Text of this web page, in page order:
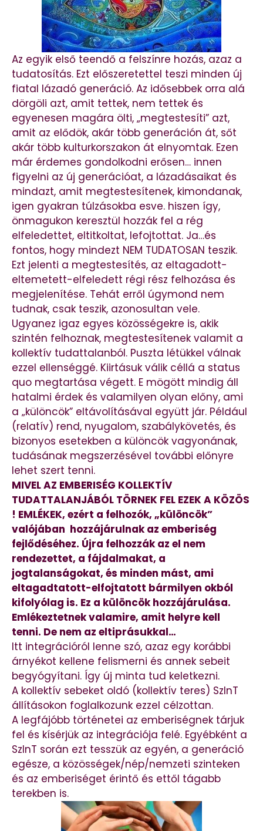
Az egyik első teendő a felszínre hozás, azaz a
tudatosítás. Ezt előszeretettel teszi minden új
fiatal lázadó generáció. Az idősebbek orra alá
dörgöli azt, amit tettek, nem tettek és
egyenesen magára ölti, „megtestesíti” azt,
amit az elődök, akár több generáción át, sőt
akár több kulturkorszakon át elnyomtak. Ezen
már érdemes gondolkodni erősen… innen
figyelni az új generációat, a lázadásaikat és
mindazt, amit megtestesítenek, kimondanak,
igen gyakran túlzásokba esve. hiszen így,
önmagukon keresztül hozzák fel a rég
elfeledettet, eltitkoltat, lefojtottat. Ja…és
fontos, hogy mindezt NEM TUDATOSAN teszik.
Ezt jelenti a megtestesítés, az eltagadott-
eltemetett-elfeledett régi rész felhozása és
megjelenítése. Tehát erről úgymond nem
tudnak, csak teszik, azonosultan vele.
Ugyanez igaz egyes közösségekre is, akik
szintén felhoznak, megtestesítenek valamit a
kollektív tudattalanból. Puszta létükkel válnak
ezzel ellenséggé. Kiirtásuk válik céllá a status
quo megtartása végett. E mögött mindig áll
hatalmi érdek és valamilyen olyan előny, ami
a „különcök” eltávolításával együtt jár. Például
(relatív) rend, nyugalom, szabálykövetés, és
bizonyos esetekben a különcök vagyonának,
tudásának megszerzésével további előnyre
lehet szert tenni.
MIVEL AZ EMBERISÉG KOLLEKTÍV
TUDATTALANJÁBÓL TÖRNEK FEL EZEK A KÖZÖS
! EMLÉKEK, ezért a felhozók, „különcök”
valójában hozzájárulnak az emberiség
fejlődéséhez. Újra felhozzák az el nem
rendezettet, a fájdalmakat, a
jogtalanságokat, és minden mást, ami
eltagadtatott-elfojtatott bármilyen okból
kifolyólag is. Ez a különcök hozzájárulása.
Emlékeztetnek valamire, amit helyre kell
tenni. De nem az eltiprásukkal…
Itt integrációról lenne szó, azaz egy korábbi
árnyékot kellene felismerni és annek sebeit
begyógyítani. Így új minta tud keletkezni.
A kollektív sebeket oldó (kollektív teres) SzInT
állításokon foglalkozunk ezzel célzottan.
A legfájóbb történetei az emberiségnek tárjuk
fel és kísérjük az integrációja felé. Egyébként a
SzInT során ezt tesszük az egyén, a generáció
egésze, a közösségek/nép/nemzeti szinteken
és az emberiséget érintő és ettől tágabb
terekben is.